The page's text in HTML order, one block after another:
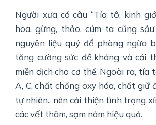
Người xưa có câu “Tía tô, kinh
hoa, gừng, thảo, cúm ta cũng
nguyên liệu quý để phòng ngừa
tăng cường sức đề kháng và cải
miễn dịch cho cơ thể. Ngoài ra, tía
A, C, chất chống oxy hóa, chất giữ
tự nhiên.. nên cải thiện tình trạng
các vết thâm, sạm nám hiệu quả.